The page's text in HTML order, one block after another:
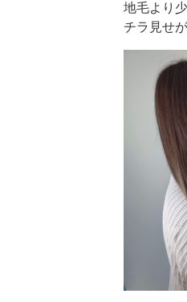
地毛より
チラ見せ